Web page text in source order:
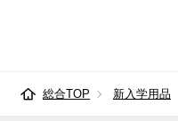
総合TOP 新入学用品